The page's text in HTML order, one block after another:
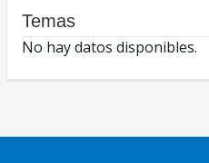
Temas
No hay datos disponibles.